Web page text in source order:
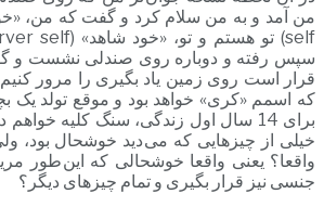
سپس رفته و دوباره روی صندلی نشست و
قرار است روی زمین یاد بگیری را مرور
که اسمم «کری» خواهد بود و موقع تولد یک
برای 14 سال اول زندگی، سنگ کلیه
خیلی از چیزهایی که می دید خوشحال بود،
واقعا؟ یعنی واقعا خوشحالی که این طور
جنسی نیز قرار بگیری و تمام چیزهای دیگر؟